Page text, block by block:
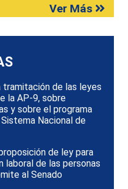
Ver Más
tramitación de las leyes
la AP-9, sobre
y sobre el programa
Nacional de
de ley para
laboral de las personas
al Senado